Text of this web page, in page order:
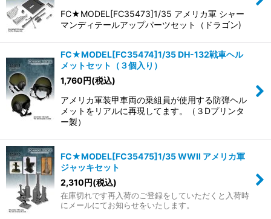
FC★MODEL[FC35473]1/35 アメリカ軍 シャー
マンディテールアップパーツセット（ドラゴン)
FC★MODEL[FC35474]1/35 DH-132戦車ヘル
メットセット（３個入り）
1,760円(税込)
アメリカ軍装甲車両の乗組員が使用する防弾ヘル
メットをリアルに再現してます。（３Dプリンタ
ー製）
FC★MODEL[FC35475]1/35 WWII アメリカ軍
ジャッキセット
2,310円(税込)
在庫切れです再入荷のご登録をしていただくと入荷時
にメールにてお知らせをいたします。